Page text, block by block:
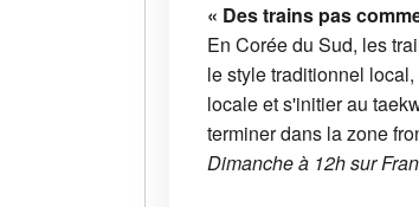
« Des trains pas
En Corée du Sud, les
le style traditionnel
locale et s'initier au
terminer dans la zone
Dimanche à 12h sur